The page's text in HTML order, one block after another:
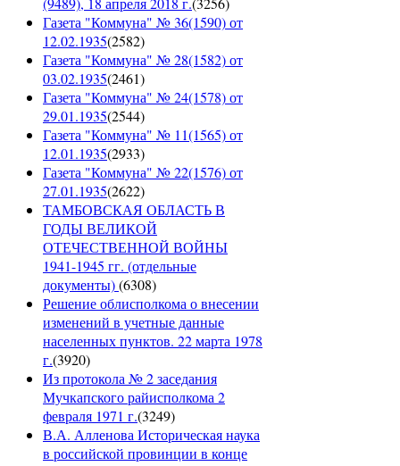
Газета "Коммуна" № 36(1590) от
12.02.1935(2582)
Газета "Коммуна" № 28(1582) от
03.02.1935(2461)
Газета "Коммуна" № 24(1578) от
29.01.1935(2544)
Газета "Коммуна" № 11(1565) от
12.01.1935(2933)
Газета "Коммуна" № 22(1576) от
27.01.1935(2622)
ТАМБОВСКАЯ ОБЛАСТЬ В
ГОДЫ ВЕЛИКОЙ
ОТЕЧЕСТВЕННОЙ ВОЙНЫ
1941-1945 гг. (отдельные
документы)(6308)
Решение облисполкома о внесении
изменений в учетные данные
населенных пунктов. 22 марта 1978
г.(3920)
Из протокола № 2 заседания
Мучкапского райисполкома 2
февраля 1971 г.(3249)
В.А. Алленова Историческая наука
в российской провинции в конце